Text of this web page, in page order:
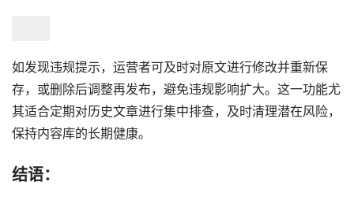
如发现违规提示，运营者可及时对原文进行修改并重新保
存，或删除后调整再发布，避免违规影响扩大。这一功能尤
其适合定期对历史文章进行集中排查，及时清理潜在风险，
保持内容库的长期健康。
结语：